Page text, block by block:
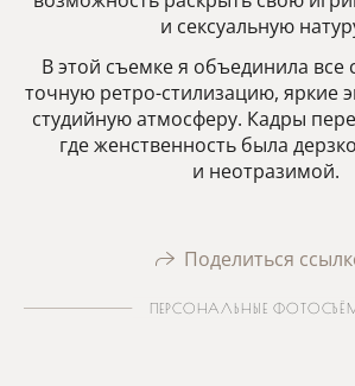
и сексуальную
В этой съемке я объединила все
точную ретро-стилизацию, яркие
студийную атмосферу. Кадры
где женственность была
и неотразимой.
Поделиться
ПЕРСОНАЛЬНЫЕ